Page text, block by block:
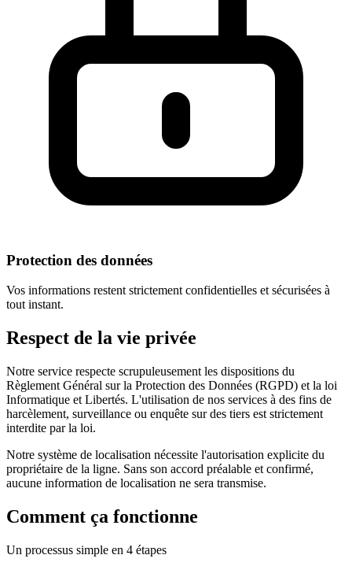
Protection des données
Vos informations restent strictement confidentielles et sécurisées à
tout instant.
Respect de la vie privée
Notre service respecte scrupuleusement les dispositions du
Règlement Général sur la Protection des Données (RGPD) et la loi
Informatique et Libertés. L'utilisation de nos services à des fins de
harcèlement, surveillance ou enquête sur des tiers est strictement
interdite par la loi.
Notre système de localisation nécessite l'autorisation explicite du
propriétaire de la ligne. Sans son accord préalable et confirmé,
aucune information de localisation ne sera transmise.
Comment ça fonctionne
Un processus simple en 4 étapes